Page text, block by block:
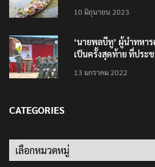
10 มิถุนายน 2023
‘นายพลบีทู’ ผู้นำทหา
เป็นครั้งสุดท้าย ที่ประ
13 มกราคม 2022
CATEGORIES
Categories